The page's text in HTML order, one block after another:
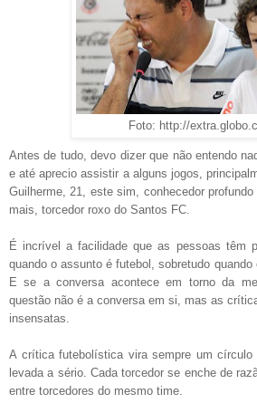
Foto: http://
Antes de tudo, devo dizer que não entendo
e até aprecio assistir a alguns jogos,
Guilherme, 21, este sim, conhecedor
mais, torcedor roxo do Santos FC.
É incrível a facilidade que as pessoas têm
quando o assunto é futebol, sobretudo quando
E se a conversa acontece em torno da
questão não é a conversa em si, mas as
insensatas.
A crítica futebolística vira sempre um
levada a sério. Cada torcedor se enche de
entre torcedores do mesmo time.